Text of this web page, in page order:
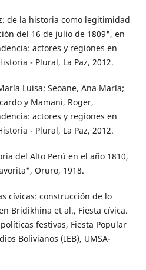
de la historia como legitimidad
del 16 de julio de 1809", en
actores y regiones en
- Plural, La Paz, 2012.
Luisa; Seoane, Ana María;
y Mamani, Roger,
actores y regiones en
- Plural, La Paz, 2012.
del Alto Perú en el año 1810,
Oruro, 1918.
cívicas: construcción de lo
Bridikhina et al., Fiesta cívica.
festivas, Fiesta Popular
Bolivianos (IEB), UMSA-